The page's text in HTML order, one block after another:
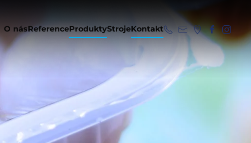
O násReferenceProduktyStrojeKontakt